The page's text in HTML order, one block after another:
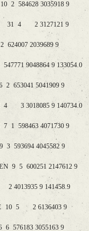
2 584628 3035918 9
31 4 2 3127121 9
2039689 9
9048864 9 133054.0
653041 5041909 9
3 3018085 9 140734.0
598463 4071730 9
593694 4045582 9
9 5 600251 2147612 9
9 141458.9
10 5 2 6136403 9
3055163 9